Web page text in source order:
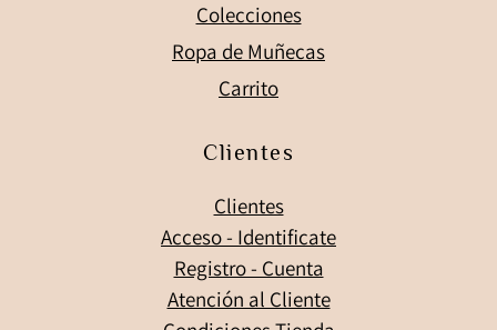
Colecciones
Ropa de Muñecas
Carrito
Clientes
Clientes
Acceso - Identificate
Registro - Cuenta
Atención al Cliente